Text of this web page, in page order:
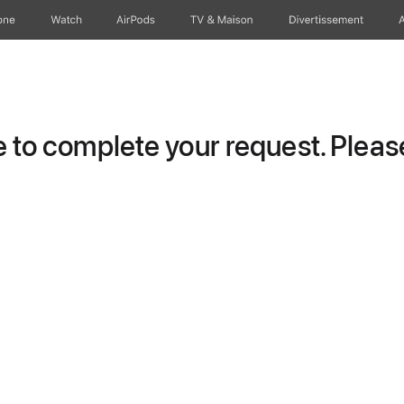
Watch AirPods TV & Maison Divertissements
to complete your request.